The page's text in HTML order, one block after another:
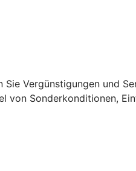
Vergünstigungen und
von Sonderkonditionen,